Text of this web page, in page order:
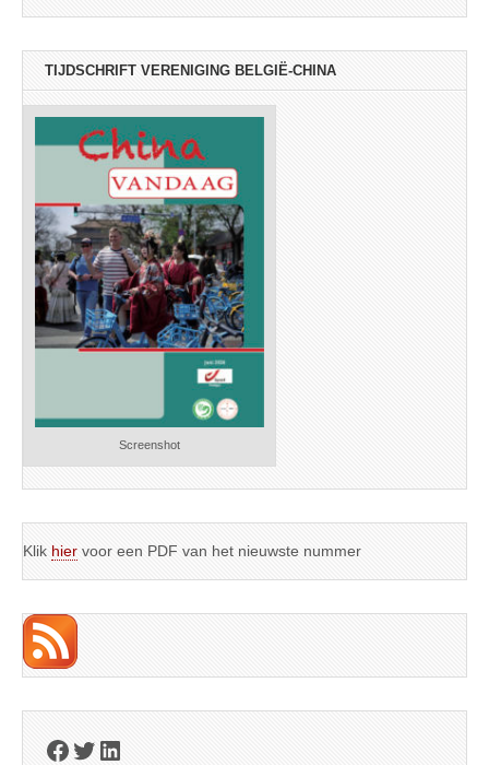
TIJDSCHRIFT VERENIGING BELGIË-CHINA
Screenshot
Klik hier voor een PDF van het nieuwste nummer
Facebook
Twitter
LinkedIn